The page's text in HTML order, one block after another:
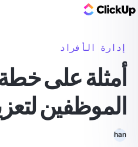
إدارة الأفراد
أمثلة على
الموظفين